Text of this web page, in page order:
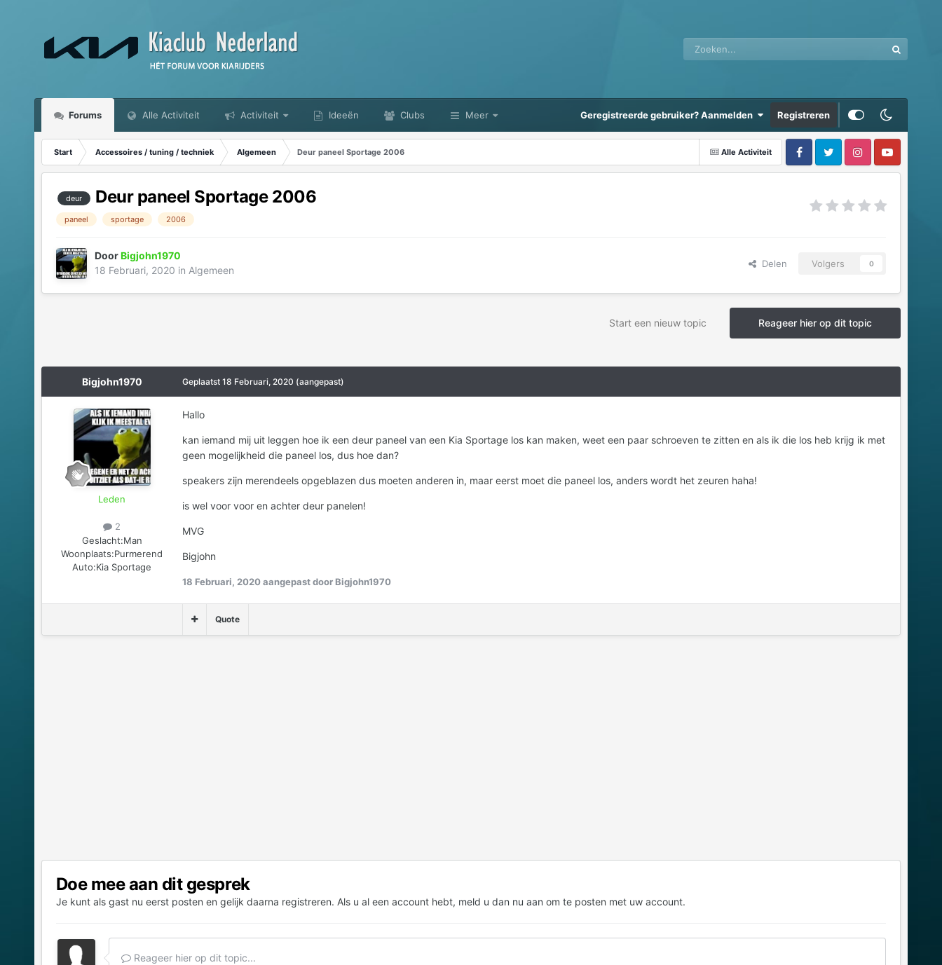
Forums Alle Activiteit Activiteit Ideeën Clubs Meer Geregistreerde gebruiker? Aanmelden Registreren
Alle Activiteit
Start Accessoires / tuning / techniek Algemeen Deur paneel Sportage 2006
deur Deur paneel Sportage 2006
paneel sportage 2006
DoorBigjohn1970
18 Februari, 2020 in Algemeen
Delen Volgers 0
Reageer hier op dit topic
Start een nieuw topic
Bigjohn1970
Leden
2
Geslacht:Man
Woonplaats:Purmerend
Auto:Kia Sportage
Geplaatst 18 Februari, 2020 (aangepast)
Hallo
kan iemand mij uit leggen hoe ik een deur paneel van een Kia Sportage los kan maken, weet een paar schroeven te zitten en als ik die los heb krijg ik met
geen mogelijkheid die paneel los, dus hoe dan?
speakers zijn merendeels opgeblazen dus moeten anderen in, maar eerst moet die paneel los, anders wordt het zeuren haha!
is wel voor voor en achter deur panelen!
MVG
Bigjohn
18 Februari, 2020aangepast door Bigjohn1970
Quote
Doe mee aan dit gesprek
Je kunt als gast nu eerst posten en gelijk daarna registreren. Als u al een account hebt, meld u dan nu aan om te posten met uw account.
Reageer hier op dit topic...